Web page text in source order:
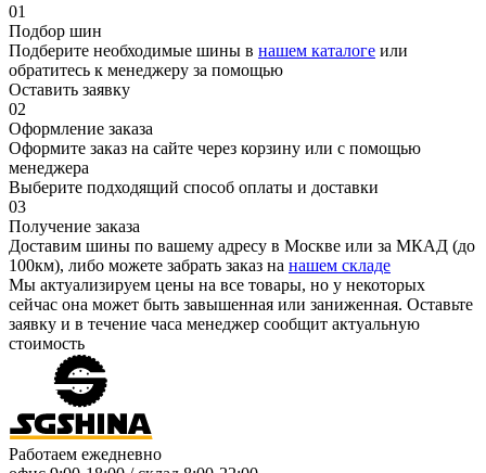
01
Подбор шин
Подберите необходимые шины в нашем каталоге или
обратитесь к менеджеру за помощью
Оставить заявку
02
Оформление заказа
Оформите заказ на сайте через корзину или с помощью
менеджера
Выберите подходящий способ оплаты и доставки
03
Получение заказа
Доставим шины по вашему адресу в Москве или за МКАД (до
100км), либо можете забрать заказ на нашем складе
Мы актуализируем цены на все товары, но у некоторых
сейчас она может быть завышенная или заниженная. Оставьте
заявку и в течение часа менеджер сообщит актуальную
стоимость
Работаем ежедневно